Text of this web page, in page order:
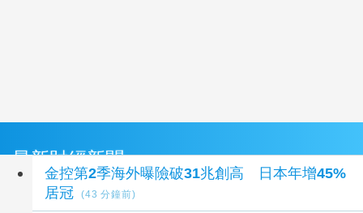
最新財經新聞
金控第2季海外曝險破31兆創高 日本年增45%
居冠
(43 分鐘前)